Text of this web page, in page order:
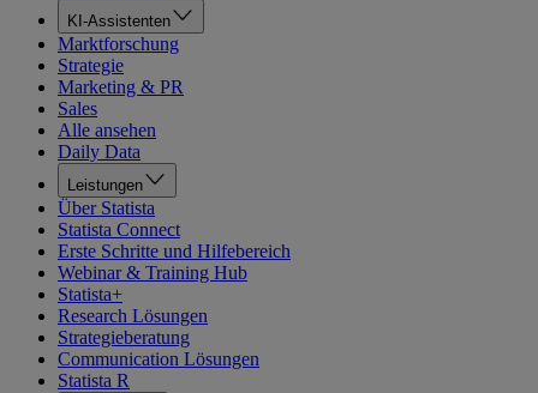
KI-Assistenten
Marktforschung
Strategie
Marketing & PR
Sales
Alle ansehen
Daily Data
Leistungen
Über Statista
Statista Connect
Erste Schritte und Hilfebereich
Webinar & Training Hub
Statista+
Research Lösungen
Strategieberatung
Communication Lösungen
Statista R